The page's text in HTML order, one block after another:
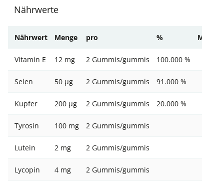
Nährwerte
Nährwert Menge pro %
Vitamin E 12 mg 2 Gummis/gummis 100.000 %
Selen 50 µg 2 Gummis/gummis 91.000 %
Kupfer 200 µg 2 Gummis/gummis 20.000 %
Tyrosin 100 mg 2 Gummis/gummis
Lutein 2 mg 2 Gummis/gummis
Lycopin 4 mg 2 Gummis/gummis